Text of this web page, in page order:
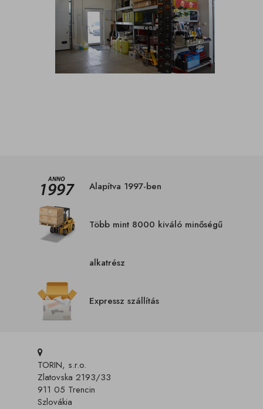
Alapítva 1997-ben
Több mint 8000 kiváló minőségű
alkatrész
Expressz szállítás
TORIN, s.r.o.
Zlatovska 2193/33
911 05 Trencin
Szlovákia